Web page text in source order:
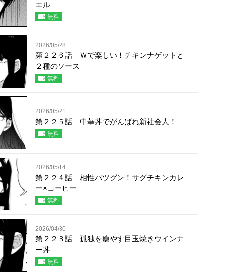
エル
無料
2026/05/28
第２２６話 Ｗで楽しい！チキンナゲットと
２種のソース
無料
2026/05/21
第２２５話 中華丼でがんばれ新社会人！
無料
2026/05/14
第２２４話 相性バツグン！サグチキンカレ
ー×コーヒー
無料
2026/04/30
第２２３話 孤独を癒やす目玉焼きウインナ
ー丼
無料